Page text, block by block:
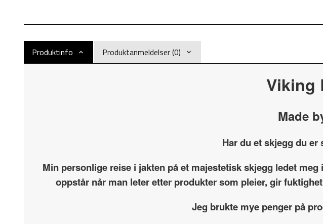
Produktinfo Produktanmeldelser (0)
Viking
Made
Har du et skjegg du
Min personlige reise i jakten på et majestetisk skjegg ledet
oppstår når man leter etter produkter som pleier, gir
Jeg brukte mye penger på